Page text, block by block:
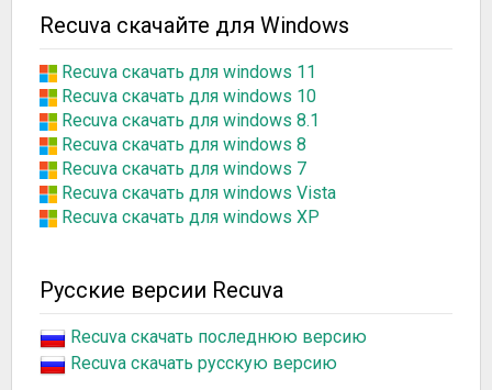
Recuva скачайте для Windows
Recuva скачать для windows 11
Recuva скачать для windows 10
Recuva скачать для windows 8.1
Recuva скачать для windows 8
Recuva скачать для windows 7
Recuva скачать для windows Vista
Recuva скачать для windows XP
Русские версии Recuva
Recuva скачать последнюю версию
Recuva скачать русскую версию